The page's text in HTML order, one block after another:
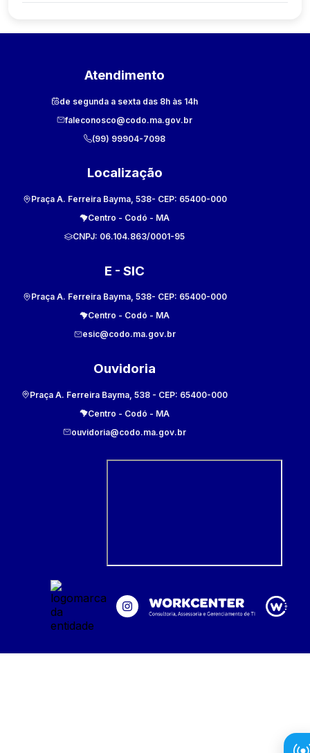
Atendimento
de segunda a sexta das 8h às 14h
faleconosco@codo.ma.gov.br
(99) 99904-7098
Localização
Praça A. Ferreira Bayma, 538- CEP: 65400-000
Centro - Codó - MA
CNPJ: 06.104.863/0001-95
E - SIC
Praça A. Ferreira Bayma, 538- CEP: 65400-000
Centro - Codó - MA
esic@codo.ma.gov.br
Ouvidoria
Praça A. Ferreira Bayma, 538 - CEP: 65400-000
Centro - Codó - MA
ouvidoria@codo.ma.gov.br